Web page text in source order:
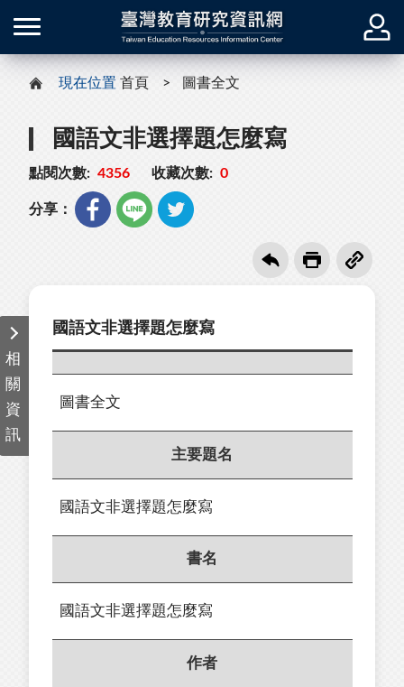
現在位置 首頁 圖書全文
國語文非選擇題怎麼寫
點閱次數: 4356 收藏次數: 0
分享：
相
關
資
訊
國語文非選擇題怎麼寫
圖書全文
主要題名
國語文非選擇題怎麼寫
書名
國語文非選擇題怎麼寫
作者